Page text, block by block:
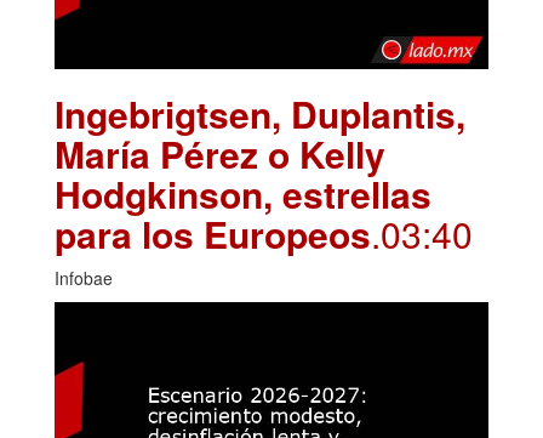
Ingebrigtsen, Duplantis,
María Pérez o Kelly
Hodgkinson, estrellas
para los Europeos.03:40
Infobae